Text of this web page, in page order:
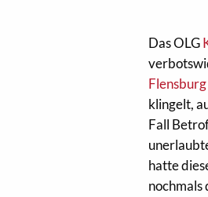
Das OLG
Flensburg
klingelt,
Fall
hatte
nochmals